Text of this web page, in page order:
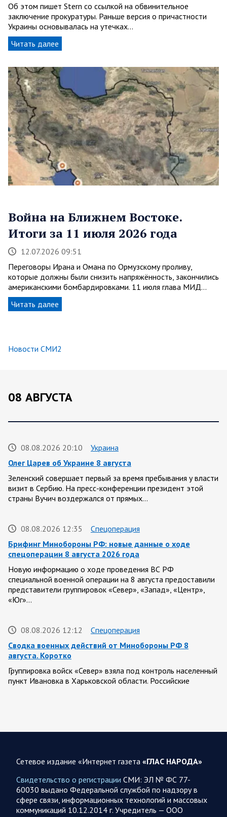
Об этом пишет Stern со ссылкой на обвинительное
заключение прокуратуры. Раньше версия о причастности
Украины основывалась на утечках…
Читать далее
Война на Ближнем Востоке.
Итоги за 11 июля 2026 года
12.07.2026 09:51
Переговоры Ирана и Омана по Ормузскому проливу,
которые должны были снизить напряжённость, закончились
американскими бомбардировками. 11 июля глава МИД…
Читать далее
Новости СМИ2
08 АВГУСТА
08.08.2026 20:10
Украина
Олег Царев об Украине 8 августа
Зеленский совершает первый за время пребывания у власти
визит в Сербию. На пресс-конференции президент этой
страны Вучич воздержался от прямых…
08.08.2026 12:35
Спецоперация
Брифинг Минобороны РФ: новые данные о ходе
спецоперации 8 августа 2026 года
Новую информацию о ходе проведения ВС РФ
специальной военной операции на 8 августа предоставили
представители группировок «Север», «Запад», «Центр»,
«Юг»…
08.08.2026 12:12
Спецоперация
Сводка военных действий от Минобороны РФ 8
августа. Коротко
Группировка войск «Север» взяла под контроль населенный
пункт Ивановка в Харьковской области. Российские
Олег Царев сообщает: Мониторинг противника насчитал
якобы «сбиты/подавлены» – 135. В Киеве…
08.08.2026 10:05 Спецоперация
Сетевое издание «Интернет газета «ГЛАС НАРОДА»
Свидетельство о регистрации СМИ: ЭЛ № ФС 77-
60030 выдано Федеральной службой по надзору в
сфере связи, информационных технологий и массовых
коммуникаций 10.12.2014 г. Учредитель — ООО